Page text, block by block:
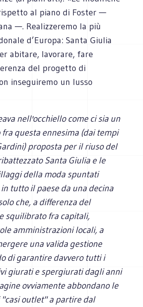
al piano di Foster —
—. Realizzeremo la più
d’Europa: Santa Giulia
abitare, lavorare, fare
del progetto di
inseguiremo un lusso
nell'occhiello come ci sia un
questa ennesima (dai tempi
proposta per il riuso del
Santa Giulia e le
della moda spuntati
tutto il paese da una decina
che, a differenza del
squilibrato fra capitali,
amministrazioni locali, a
una valida gestione
di garantire davvero tutti i
giurati e spergiurati dagli anni
ovviamente abbondano le
outlet" a partire dal